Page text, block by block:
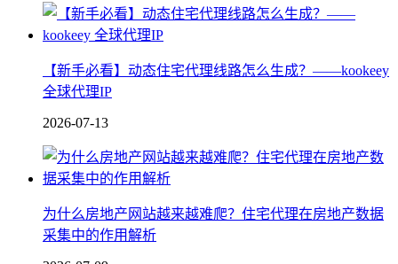
【新手必看】动态住宅代理线路怎么生成？——kookeey
全球代理IP
2026-07-13
为什么房地产网站越来越难爬？住宅代理在房地产数据
采集中的作用解析